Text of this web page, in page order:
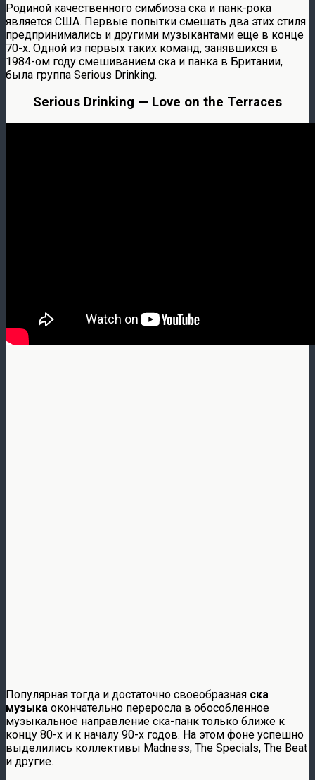
Родиной качественного симбиоза ска и панк-рока
является США. Первые попытки смешать два этих стиля
предпринимались и другими музыкантами еще в конце
70-х. Одной из первых таких команд, занявшихся в
1984-ом году смешиванием ска и панка в Британии,
была группа Serious Drinking.
Serious Drinking — Love on the Terraces
Популярная тогда и достаточно своеобразная ска
музыка окончательно переросла в обособленное
музыкальное направление ска-панк только ближе к
концу 80-х и к началу 90-х годов. На этом фоне успешно
выделились коллективы Madness, The Specials, The Beat
и другие.